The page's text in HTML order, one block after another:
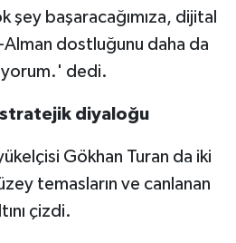
şey başaracağımıza, dijital
Alman dostluğunu daha da
dedi.
diyaloğu
Gökhan Turan da iki
temasların ve canlanan
çizdi.